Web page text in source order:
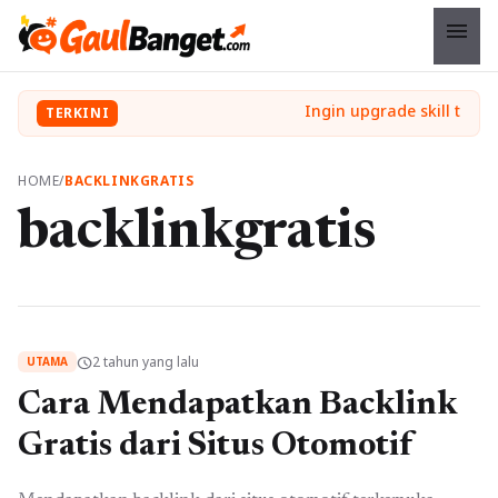
menu
TERKINI
HOME/BACKLINKGRATIS
backlinkgratis
UTAMA schedule2 tahun yang lalu
Cara Mendapatkan Backlink
Gratis dari Situs Otomotif